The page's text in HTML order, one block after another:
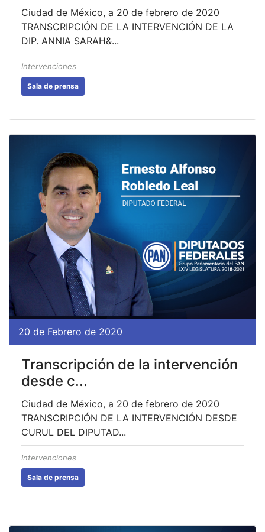
Ciudad de México, a 20 de febrero de 2020
TRANSCRIPCIÓN DE LA INTERVENCIÓN DE LA
DIP. ANNIA SARAH&...
Intervenciones
Sala de prensa
20 de Febrero de 2020
Transcripción de la intervención
desde c...
Ciudad de México, a 20 de febrero de 2020
TRANSCRIPCIÓN DE LA INTERVENCIÓN DESDE
CURUL DEL DIPUTAD...
Intervenciones
Sala de prensa